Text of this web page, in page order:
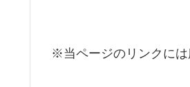
※当ページのリンクには